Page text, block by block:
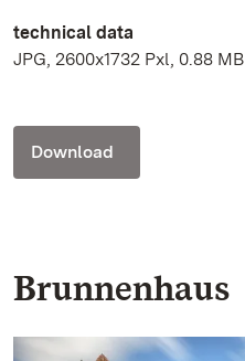
technical data
JPG, 2600x1732 Pxl, 0.88 MB
Download
Brunnenhaus